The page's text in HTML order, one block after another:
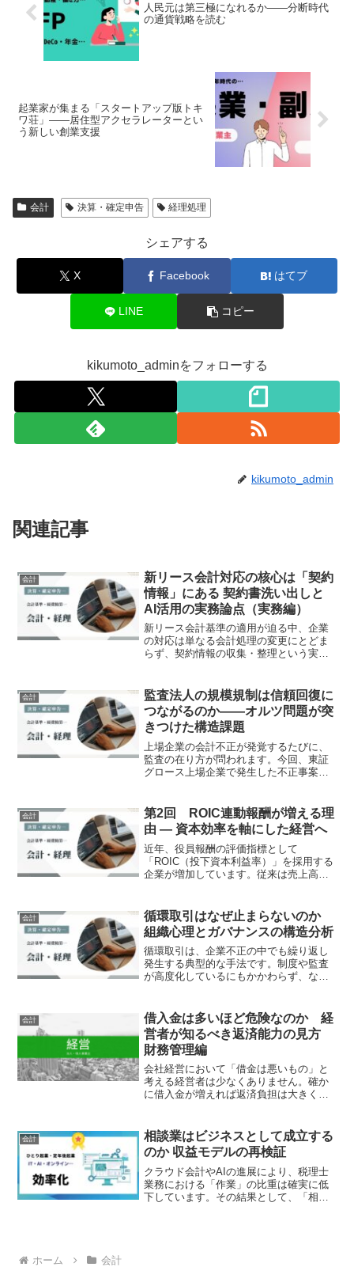
人民元は第三極になれるか――分断時代
の通貨戦略を読む
起業家が集まる「スタートアップ版トキ
ワ荘」――居住型アクセラレーターとい
う新しい創業支援
会計 決算・確定申告 経理処理
シェアする
X Facebook はてブ
LINE コピー
kikumoto_adminをフォローする
kikumoto_admin
関連記事
会計
新リース会計対応の核心は「契約
情報」にある 契約書洗い出しと
AI活用の実務論点（実務編）
新リース会計基準の適用が迫る中、企業
の対応は単なる会計処理の変更にとどま
らず、契約情報の収集・整理という実務
原則オンバランス化されることで、企業
の資産・負債構造が大きく...
会計
監査法人の規模規制は信頼回復に
つながるのか――オルツ問題が突
きつけた構造課題
上場企業の会計不正が発覚するたびに、
監査の在り方が問われます。今回、東証
グロース上場企業で発生した不正事案を
した。幹部会計士、いわゆる「社員（パ
ートナー）」の最低人数を...
会計
第2回 ROIC連動報酬が増える理
由 ― 資本効率を軸にした経営へ
近年、役員報酬の評価指標として
「ROIC（投下資本利益率）」を採用する
企業が増加しています。従来は売上高や
平均株価採用企業の約14%が短期の変動
報酬にROICを導入...
会計
循環取引はなぜ止まらないのか
組織心理とガバナンスの構造分析
循環取引は、企業不正の中でも繰り返し
発生する典型的な手法です。制度や監査
が高度化しているにもかかわらず、なぜ
正は長期間継続し、規模も拡大しまし
た。本稿では、その背景に...
会計
借入金は多いほど危険なのか 経
営者が知るべき返済能力の見方
財務管理編
会社経営において「借金は悪いもの」と
考える経営者は少なくありません。確か
に借入金が増えれば返済負担は大きくな
あるかどうかです。銀行も借入金の総額
だけを見て融資を判断して...
会計
相談業はビジネスとして成立する
のか 収益モデルの再検証
クラウド会計やAIの進展により、税理士
業務における「作業」の比重は確実に低
下しています。その結果として、「相談
ホーム
会計